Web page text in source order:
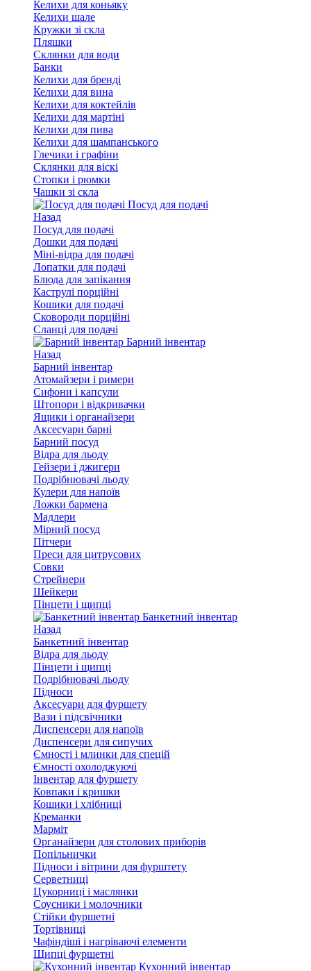
Келихи для коньяку
Келихи шале
Кружки зі скла
Пляшки
Склянки для води
Банки
Келихи для бренді
Келихи для вина
Келихи для коктейлів
Келихи для мартіні
Келихи для пива
Келихи для шампанського
Глечики і графіни
Склянки для віскі
Стопки і рюмки
Чашки зі скла
Посуд для подачі
Назад
Посуд для подачі
Дошки для подачі
Міні-відра для подачі
Лопатки для подачі
Блюда для запікання
Каструлі порційні
Кошики для подачі
Сковороди порційні
Сланці для подачі
Барний інвентар
Назад
Барний інвентар
Атомайзери і римери
Сифони і капсули
Штопори і відкривачки
Ящики і органайзери
Аксесуари барні
Барний посуд
Відра для льоду
Гейзери і джигери
Подрібнювачі льоду
Кулери для напоїв
Ложки бармена
Мадлери
Мірний посуд
Пітчери
Преси для цитрусових
Совки
Стрейнери
Шейкери
Пінцети і щипці
Банкетний інвентар
Назад
Банкетний інвентар
Відра для льоду
Пінцети і щипці
Подрібнювачі льоду
Підноси
Аксесуари для фуршету
Вази і підсвічники
Диспенсери для напоїв
Диспенсери для сипучих
Ємності і млинки для спецій
Ємності охолоджуючі
Інвентар для фуршету
Ковпаки і кришки
Кошики і хлібниці
Креманки
Марміт
Органайзери для столових приборів
Попільнички
Підноси і вітрини для фурштету
Серветниці
Цукорниці і маслянки
Соусники і молочники
Стійки фуршетні
Тортівниці
Чафіндіші і нагріваючі елементи
Щипці фуршетні
Кухонний інвентар